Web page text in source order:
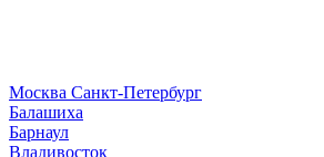
Москва Санкт-Петербург
Балашиха
Барнаул
Владивосток